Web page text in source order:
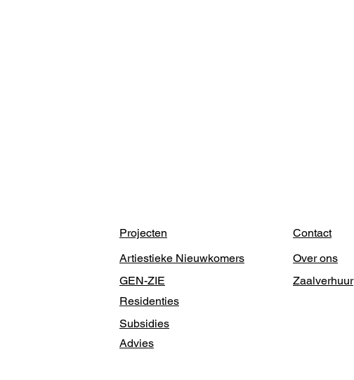
Projecten
Artiestieke Nieuwkomers
GEN-ZIE
Residenties
Subsidies
Advies
Contact
Over ons
Zaalverhuur